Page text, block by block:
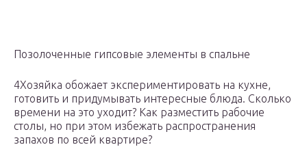
Позолоченные гипсовые элементы в спальне
4Хозяйка обожает экспериментировать на кухне,
готовить и придумывать интересные блюда. Сколько
времени на это уходит? Как разместить рабочие
столы, но при этом избежать распространения
запахов по всей квартире?